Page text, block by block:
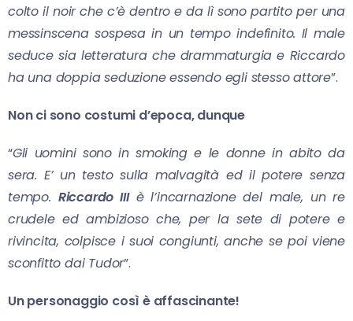
colto il noir che c’è dentro e da lì sono partito per una
messinscena sospesa in un tempo indefinito. Il male
seduce sia letteratura che drammaturgia e Riccardo
ha una doppia seduzione essendo egli stesso attore”.
Non ci sono costumi d’epoca, dunque
“Gli uomini sono in smoking e le donne in abito da
sera. E’ un testo sulla malvagità ed il potere senza
tempo. Riccardo IIIè l’incarnazione del male, un re
crudele ed ambizioso che, per la sete di potere e
rivincita, colpisce i suoi congiunti, anche se poi viene
sconfitto dai Tudor”.
Un personaggio così è affascinante!